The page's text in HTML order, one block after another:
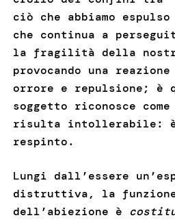
ciò che abbiamo
che continua a
la fragilità della
provocando una
orrore e repulsione; è
soggetto riconosce
risulta intollerabile: è
respinto.
Lungi dall’essere
distruttiva, la
dell’abiezione è